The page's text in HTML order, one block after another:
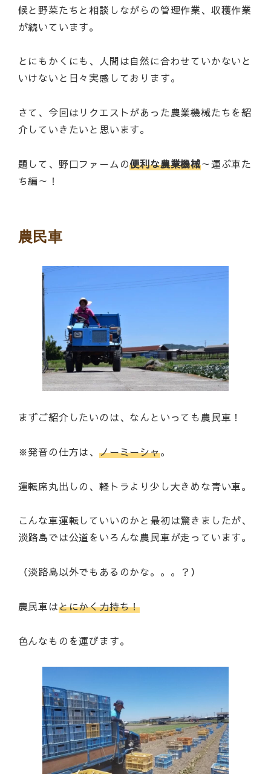
候と野菜たちと相談しながらの管理作業、収穫作業
が続いています。
とにもかくにも、人間は自然に合わせていかないと
いけないと日々実感しております。
さて、今回はリクエストがあった農業機械たちを紹
介していきたいと思います。
題して、野口ファームの便利な農業機械～運ぶ車た
ち編～！
農民車
まずご紹介したいのは、なんといっても農民車！
※発音の仕方は、 ノーミーシャ。
運転席丸出しの、軽トラより少し大きめな青い車。
こんな車運転していいのかと最初は驚きましたが、
淡路島では公道をいろんな農民車が走っています。
（淡路島以外でもあるのかな。。。？）
農民車はとにかく力持ち！
色んなものを運びます。